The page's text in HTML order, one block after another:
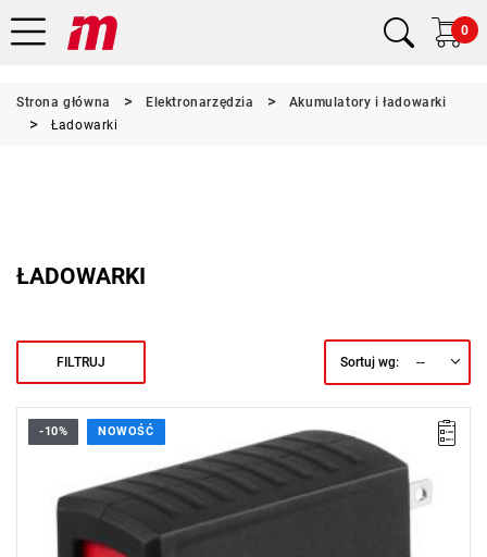
0
Strona główna Elektronarzędzia
Akumulatory i ładowarki
Ładowarki
ŁADOWARKI
FILTRUJ Sortuj wg: --
-10% NOWOŚĆ